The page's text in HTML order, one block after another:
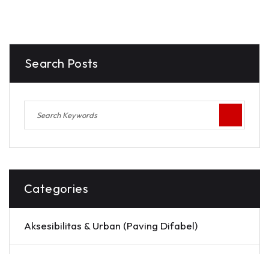
Search Posts
Categories
Aksesibilitas & Urban (Paving Difabel)